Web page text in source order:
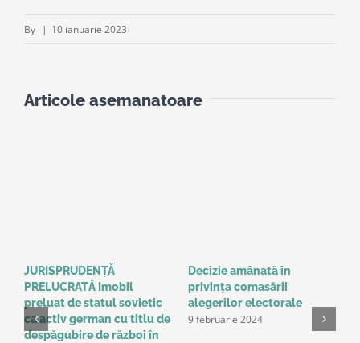
By | 10 ianuarie 2023
Articole asemanatoare
JURISPRUDENȚĂ
PRELUCRATĂ Imobil
preluat de statul sovietic
ca activ german cu titlu de
despăgubire de război în
Decizie amânată în
privinţa comasării
alegerilor electorale
9 februarie 2024